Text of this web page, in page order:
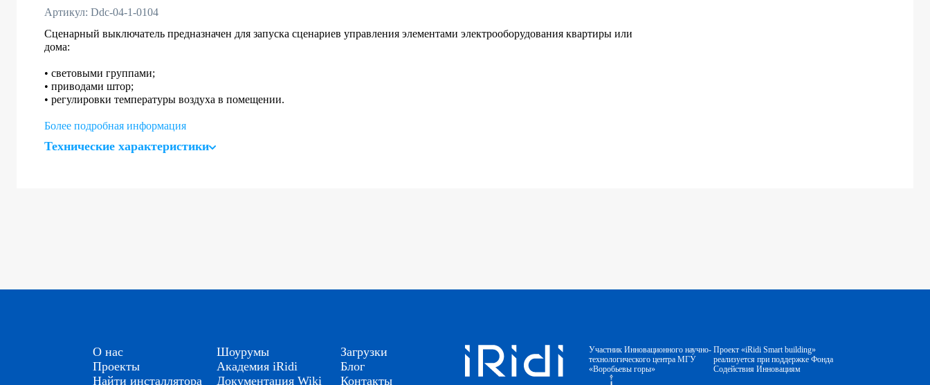
Артикул: Ddc-04-1-0104
Сценарный выключатель предназначен для запуска сценариев управления элементами электрооборудования квартиры или
дома:
• световыми группами;
• приводами штор;
• регулировки температуры воздуха в помещении.
Более подробная информация
Технические характеристики
О нас
Проекты
Найти инсталлятора
Шоурумы
Академия iRidi
Документация Wiki
Загрузки
Блог
Контакты
Участник Инновационного научно-
технологического центра МГУ
«Воробьевы горы»
Проект «iRidi Smart building»
реализуется при поддержке Фонда
Содействия Инновациям